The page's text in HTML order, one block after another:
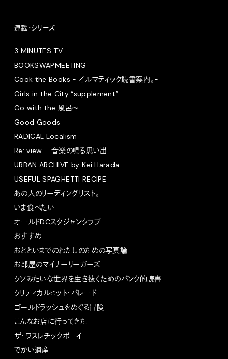
連載・シリーズ
3 MINUTES TV
BOOKSWAPMEETING
Cook the Books - イルマティック読書案内。-
Girls in the City “supplement”
Go with the 風呂〜
Good Goods
RADICAL Localism
Re: view – 音楽の鳴る思い出 –
URBAN ARCHIVE by Kei Harada
USEFUL SPAGHETTI RECIPE
あの人のリーディングリスト。
いま食べたい
オールドDCスタジャンクラブ
おすすめ
おとといまでのわたしのための写真論
お部屋のマイナーリーガーズ
クソみたいな世界を生き抜くためのパンク的読書
クリティカルヒット・パレード
ゴールドラッシュをめぐる冒険
こんなお店に行ってきた
ザ・ワスレチックボーイ
でかい遺産